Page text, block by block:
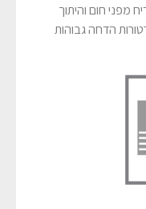
מפני חום והיתוך
הדחה גבוהות